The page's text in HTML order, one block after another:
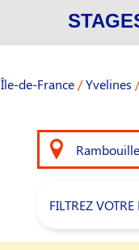
Île-de-France /Yvelines /
FILTREZ